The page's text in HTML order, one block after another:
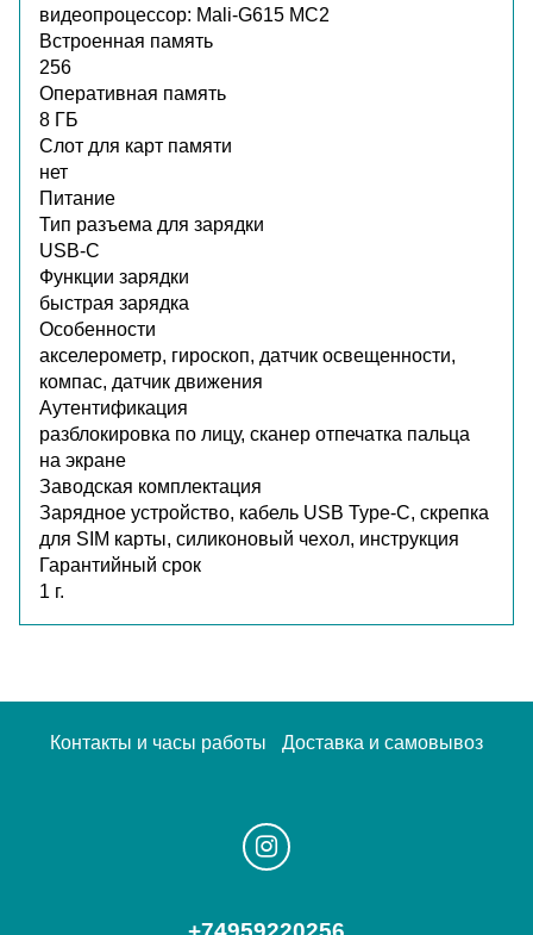
видеопроцессор: Mali-G615 MC2
Встроенная память
256
Оперативная память
8 ГБ
Слот для карт памяти
нет
Питание
Тип разъема для зарядки
USB-C
Функции зарядки
быстрая зарядка
Особенности
акселерометр, гироскоп, датчик освещенности,
компас, датчик движения
Аутентификация
разблокировка по лицу, сканер отпечатка пальца
на экране
Заводская комплектация
Зарядное устройство, кабель USB Type-C, скрепка
для SIM карты, силиконовый чехол, инструкция
Гарантийный срок
1 г.
Контакты и часы работы Доставка и самовывоз